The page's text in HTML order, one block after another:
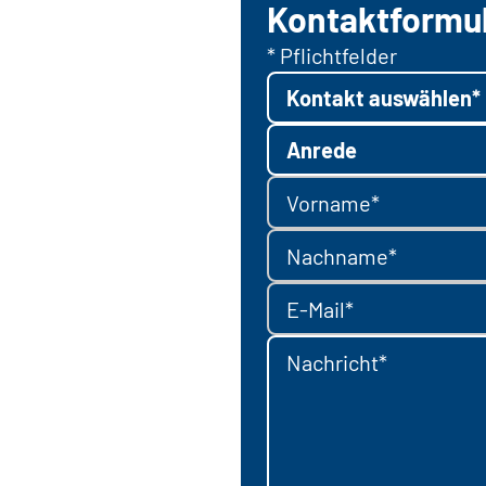
* Pflichtfelder
Kontakt auswählen*
Anrede
Vorname*
Nachname*
E-Mail*
Nachricht*